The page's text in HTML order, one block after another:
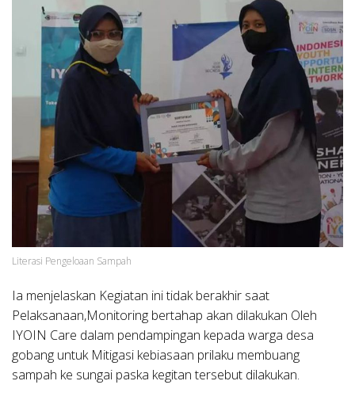
Literasi Pengeloaan Sampah
Ia menjelaskan Kegiatan ini tidak berakhir saat
Pelaksanaan,Monitoring bertahap akan dilakukan Oleh
IYOIN Care dalam pendampingan kepada warga desa
gobang untuk Mitigasi kebiasaan prilaku membuang
sampah ke sungai paska kegitan tersebut dilakukan.